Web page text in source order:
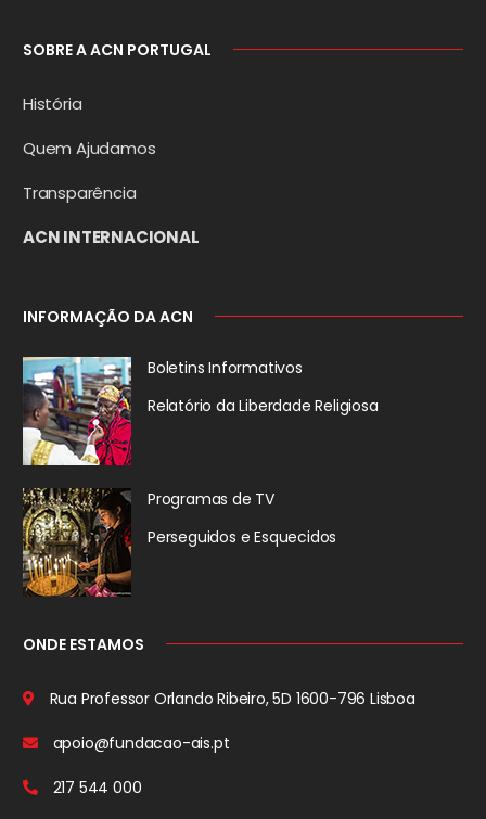
SOBRE A ACN PORTUGAL
História
Quem Ajudamos
Transparência
ACN INTERNACIONAL
INFORMAÇÃO DA ACN
Boletins Informativos
Relatório da Liberdade Religiosa
Programas de TV
Perseguidos e Esquecidos
ONDE ESTAMOS
Rua Professor Orlando Ribeiro, 5D 1600-796 Lisboa
apoio@fundacao-ais.pt
217 544 000